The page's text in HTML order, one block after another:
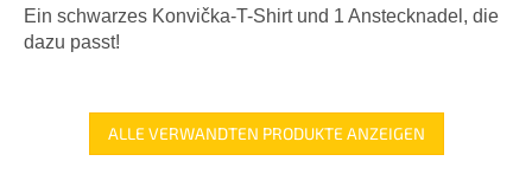
Ein schwarzes Konvička-T-Shirt und 1 Anstecknadel, die
dazu passt!
ALLE VERWANDTEN PRODUKTE ANZEIGEN